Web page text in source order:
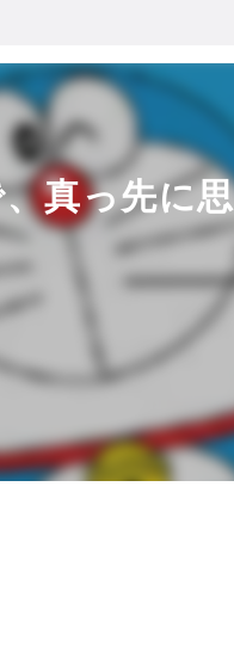
真っ先に